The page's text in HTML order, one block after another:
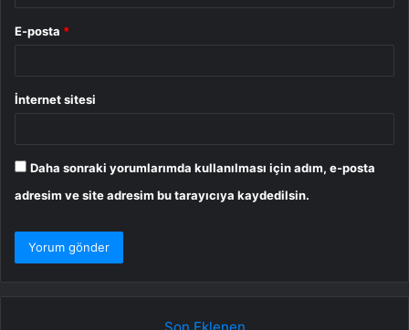
E-posta *
İnternet sitesi
Daha sonraki yorumlarımda kullanılması için adım, e-posta
adresim ve site adresim bu tarayıcıya kaydedilsin.